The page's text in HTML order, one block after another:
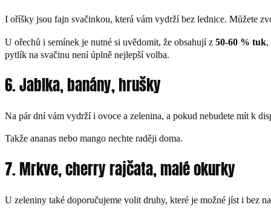
I oříšky jsou fajn svačinkou, která vám vydrží bez lednice. Můžete
U ořechů i semínek je nutné si uvědomit, že obsahují z 50-60 % tuk,
pytlík na svačinu není úplně nejlepší volba.
6. Jablka, banány, hrušky
Na pár dní vám vydrží i ovoce a zelenina, a pokud nebudete mít k
Takže ananas nebo mango nechte raději doma.
7. Mrkve, cherry rajčata, malé okurky
U zeleniny také doporučujeme volit druhy, které je možné jíst i bez